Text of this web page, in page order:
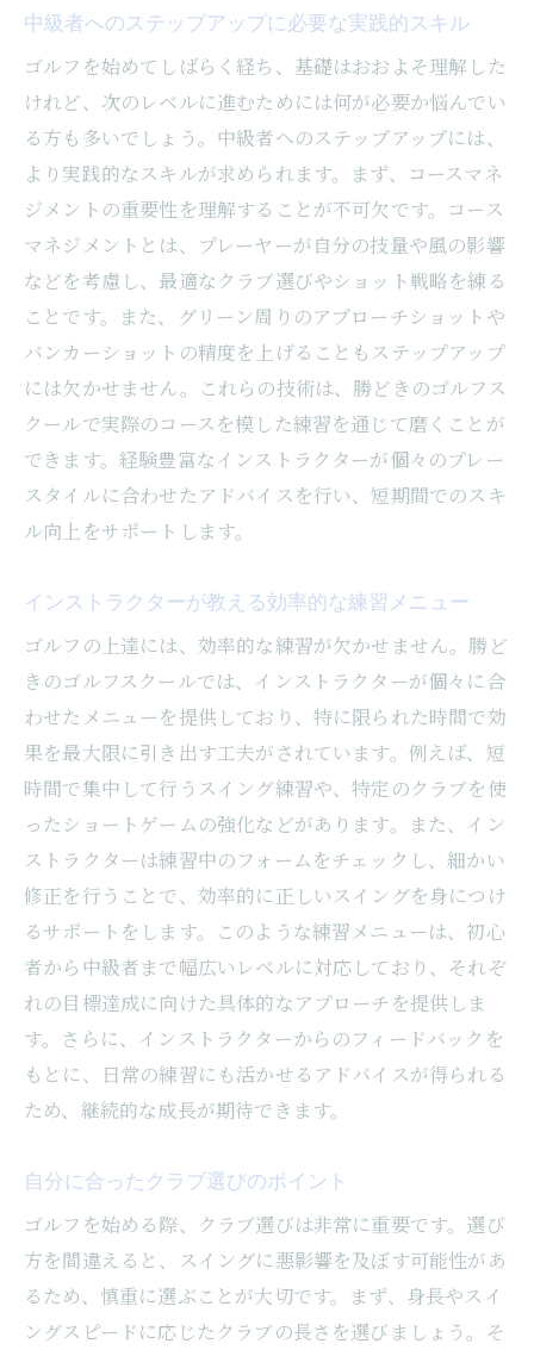
イド
短期間で結果が出る練習方法
レッスンでの目標設定とその達成法
インストラクターとの信頼関係の築き方
楽しみながら続けるためのコツ
勝どきのゴルフレッスン費用対効果を高める選
び方と体験談
費用対効果の高いレッスンプランの選び方
体験レッスンで確認すべきポイント
お得なキャンペーン情報を賢く利用
実際の受講者が感じたコスパの良さ
レッスン中に得られる付加価値とは
口コミ高評価の勝どきゴルフスクールでスキル
を磨く3つのポイント
口コミで高く評価される理由を探る
実際に上達を実感した受講者の声
継続的なレッスンで目指すスキルアップ
個々の課題に応じた柔軟な対応
コミュニティがもたらす相乗効果
レッスン後のフォローアップが充実
ゴルフレッスンで上達を実感！勝どきのスクー
ルで得られる喜びとは
上達を実感する瞬間とは？
インストラクターからのフィードバックが
もたらす効果
レッスンを通じて築かれる人間関係
上達することで広がるゴルフライフ
仲間と共に学ぶ楽しさ
仕事帰りに通える勝どきのゴルフスクールで自
中級者へのステップアップに必要な実践的スキル
ゴルフを始めてしばらく経ち、基礎はおおよそ理解した
けれど、次のレベルに進むためには何が必要か悩んでい
る方も多いでしょう。中級者へのステップアップには、
より実践的なスキルが求められます。まず、コースマネ
ジメントの重要性を理解することが不可欠です。コース
マネジメントとは、プレーヤーが自分の技量や風の影響
などを考慮し、最適なクラブ選びやショット戦略を練る
ことです。また、グリーン周りのアプローチショットや
バンカーショットの精度を上げることもステップアップ
には欠かせません。これらの技術は、勝どきのゴルフス
クールで実際のコースを模した練習を通じて磨くことが
できます。経験豊富なインストラクターが個々のプレー
スタイルに合わせたアドバイスを行い、短期間でのスキ
ル向上をサポートします。
インストラクターが教える効率的な練習メニュー
ゴルフの上達には、効率的な練習が欠かせません。勝ど
きのゴルフスクールでは、インストラクターが個々に合
わせたメニューを提供しており、特に限られた時間で効
果を最大限に引き出す工夫がされています。例えば、短
時間で集中して行うスイング練習や、特定のクラブを使
ったショートゲームの強化などがあります。また、イン
ストラクターは練習中のフォームをチェックし、細かい
修正を行うことで、効率的に正しいスイングを身につけ
るサポートをします。このような練習メニューは、初心
者から中級者まで幅広いレベルに対応しており、それぞ
れの目標達成に向けた具体的なアプローチを提供しま
す。さらに、インストラクターからのフィードバックを
もとに、日常の練習にも活かせるアドバイスが得られる
ため、継続的な成長が期待できます。
自分に合ったクラブ選びのポイント
ゴルフを始める際、クラブ選びは非常に重要です。選び
方を間違えると、スイングに悪影響を及ぼす可能性があ
るため、慎重に選ぶことが大切です。まず、身長やスイ
ングスピードに応じたクラブの長さを選びましょう。そ